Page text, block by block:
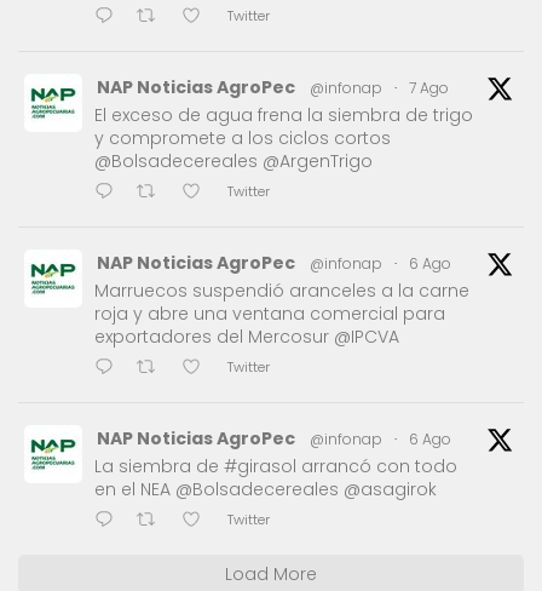
Twitter
NAP Noticias AgroPec @infonap · 7 Ago
El exceso de agua frena la siembra de trigo
y compromete a los ciclos cortos
@Bolsadecereales @ArgenTrigo
Twitter
NAP Noticias AgroPec @infonap · 6 Ago
Marruecos suspendió aranceles a la carne
roja y abre una ventana comercial para
exportadores del Mercosur @IPCVA
Twitter
NAP Noticias AgroPec @infonap · 6 Ago
La siembra de #girasol arrancó con todo
en el NEA @Bolsadecereales @asagirok
Twitter
Load More